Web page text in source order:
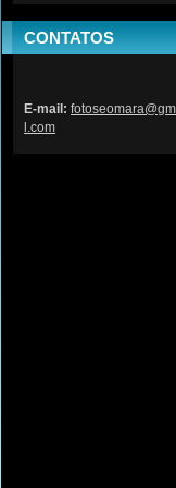
CONTATOS
E-mail: fotoseom
l.com